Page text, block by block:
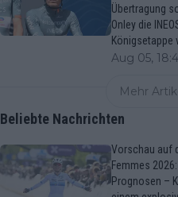
Übertragung
Onley die
Königsetappe
Aug 05,
Mehr
Beliebte Nachrichten
Vorschau auf
Femmes
Prognosen –